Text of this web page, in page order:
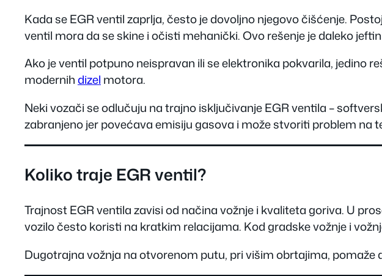
Kada se EGR ventil zaprlja, često je dovoljno njegovo čišćenje.
ventil mora da se skine i očisti mehanički. Ovo rešenje je daleko
Ako je ventil potpuno neispravan ili se elektronika pokvarila, jedino
modernihdizel motora.
Neki vozači se odlučuju na trajno isključivanje EGR ventila –
zabranjeno jer povećava emisiju gasova i može stvoriti problem na
Koliko traje EGR ventil?
Trajnost EGR ventila zavisi od načina vožnje i kvaliteta goriva. U
vozilo često koristi na kratkim relacijama. Kod gradske vožnje i
Dugotrajna vožnja na otvorenom putu, pri višim obrtajima, pomaže